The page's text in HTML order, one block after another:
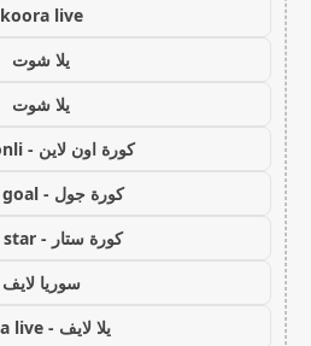
koora live
يلا شوت
يلا شوت
كورة اون لاين - kora onli
كورة جول - kora goal
كورة ستار - kora star
سوريا لايف
يلا لايف - yalla live